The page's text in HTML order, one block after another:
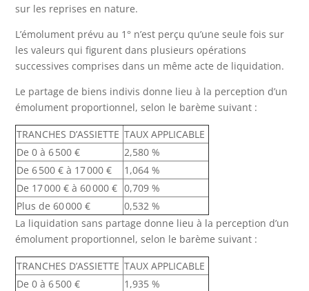
sur les reprises en nature.
L’émolument prévu au 1° n’est perçu qu’une seule fois sur
les valeurs qui figurent dans plusieurs opérations
successives comprises dans un même acte de liquidation.
Le partage de biens indivis donne lieu à la perception d’un
émolument proportionnel, selon le barème suivant :
TRANCHES D’ASSIETTE TAUX APPLICABLE
De 0 à 6 500 €
2,580 %
De 6 500 € à 17 000 €
1,064 %
De 17 000 € à 60 000 € 0,709 %
Plus de 60 000 €
0,532 %
La liquidation sans partage donne lieu à la perception d’un
émolument proportionnel, selon le barème suivant :
TRANCHES D’ASSIETTE TAUX APPLICABLE
De 0 à 6 500 €
1,935 %